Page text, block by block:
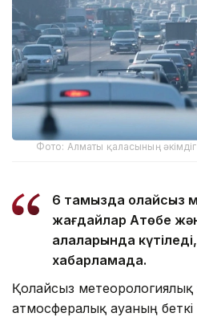
Фото: Алматы қаласының
6 тамызда қолайсыз
жағдайлар Ақтөбе
қалаларында
хабарламада.
Қолайсыз метеорологиялық
атмосфералық ауаның